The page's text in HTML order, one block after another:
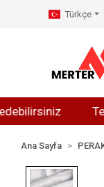
Türkçe
Ana Sayfa